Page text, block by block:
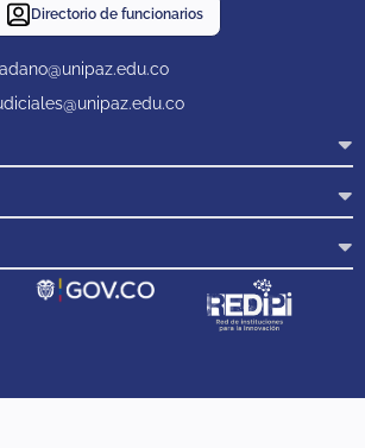
Directorio de funcionarios